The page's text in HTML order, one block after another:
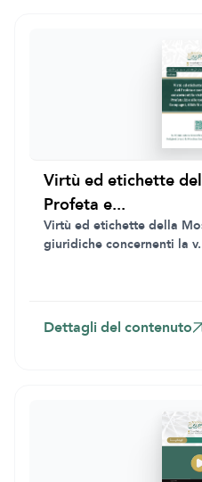
Virtù ed etichette
Profeta e...
Virtù ed etichette della
giuridiche concernenti la
Dettagli del contenuto